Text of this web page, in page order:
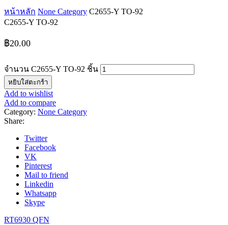
หน้าหลัก None Category C2655-Y TO-92
C2655-Y TO-92
฿20.00
จำนวน C2655-Y TO-92 ชิ้น
หยิบใส่ตะกร้า
Add to wishlist
Add to compare
Category: None Category
Share:
Twitter
Facebook
VK
Pinterest
Mail to friend
Linkedin
Whatsapp
Skype
RT6930 QFN